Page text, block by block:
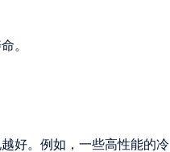
。
好。例如，一些高性能的冷